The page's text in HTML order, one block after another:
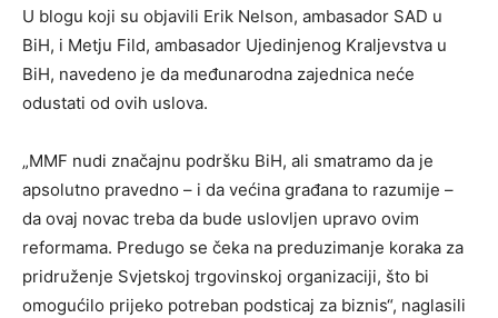
U blogu koji su objavili Erik Nelson, ambasador SAD u
BiH, i Metju Fild, ambasador Ujedinjenog Kraljevstva u
BiH, navedeno je da međunarodna zajednica neće
odustati od ovih uslova.
„MMF nudi značajnu podršku BiH, ali smatramo da je
apsolutno pravedno – i da većina građana to razumije –
da ovaj novac treba da bude uslovljen upravo ovim
reformama. Predugo se čeka na preduzimanje koraka za
pridruženje Svjetskoj trgovinskoj organizaciji, što bi
omogućilo prijeko potreban podsticaj za biznis“, naglasili